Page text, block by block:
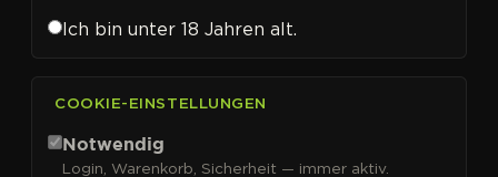
Advanced Seeds
Ich bin unter 18 Jahren alt.
COOKIE-EINSTELLUNGEN
Notwendig
Login, Warenkorb, Sicherheit — immer aktiv.